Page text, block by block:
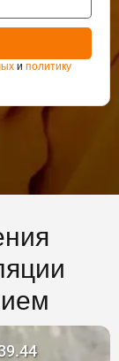
и политику